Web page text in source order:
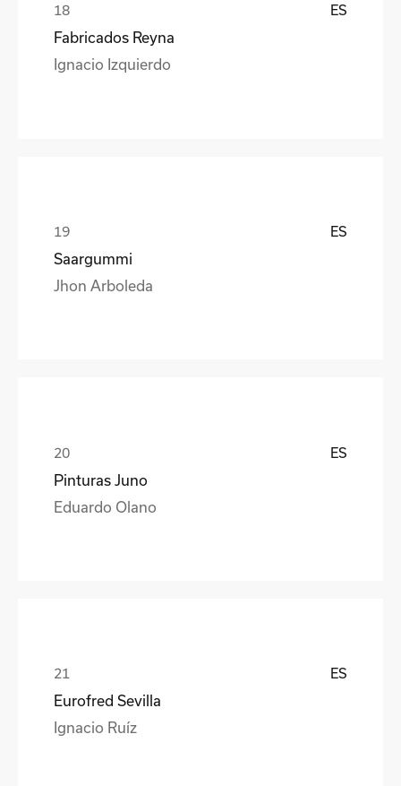
ES
Fabricados Reyna
Ignacio Izquierdo
ES
Saargummi
Jhon Arboleda
ES
Pinturas Juno
Eduardo Olano
ES
Eurofred Sevilla
Ignacio Ruíz